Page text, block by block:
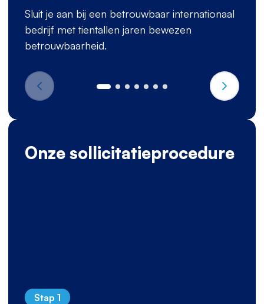
Sluit je aan bij een betrouwbaar internationaal
bedrijf met tientallen jaren bewezen
betrouwbaarheid.
Onze sollicitatieprocedure
Stap 1